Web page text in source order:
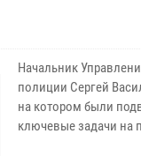
Начальник
полиции Сергей
на котором были
ключевые задачи на